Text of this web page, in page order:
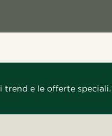
e le offerte speciali.